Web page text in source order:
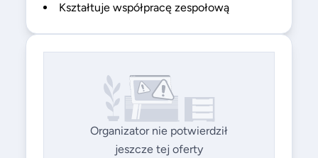
Kształtuje współpracę zespołową
Organizator nie potwierdził
jeszcze tej oferty